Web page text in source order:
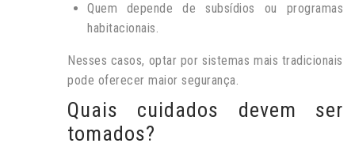
Quem depende de subsídios ou programas
habitacionais.
Nesses casos, optar por sistemas mais tradicionais
pode oferecer maior segurança.
Quais cuidados devem ser
tomados?